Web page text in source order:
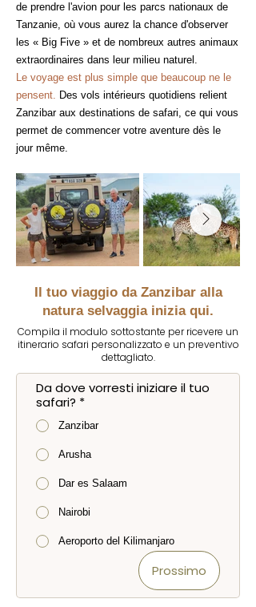
de prendre l'avion pour les parcs nationaux de
Tanzanie, où vous aurez la chance d'observer
les « Big Five » et de nombreux autres animaux
extraordinaires dans leur milieu naturel.
Le voyage est plus simple que beaucoup ne le
pensent. Des vols intérieurs quotidiens relient
Zanzibar aux destinations de safari, ce qui vous
permet de commencer votre aventure dès le
jour même.
Il tuo viaggio da Zanzibar alla
natura selvaggia inizia qui.
Compila il modulo sottostante per ricevere un
itinerario safari personalizzato e un preventivo
dettagliato.
Da dove vorresti iniziare il tuo
safari? *
Zanzibar
Arusha
Dar es Salaam
Nairobi
Aeroporto del Kilimanjaro
Prossimo